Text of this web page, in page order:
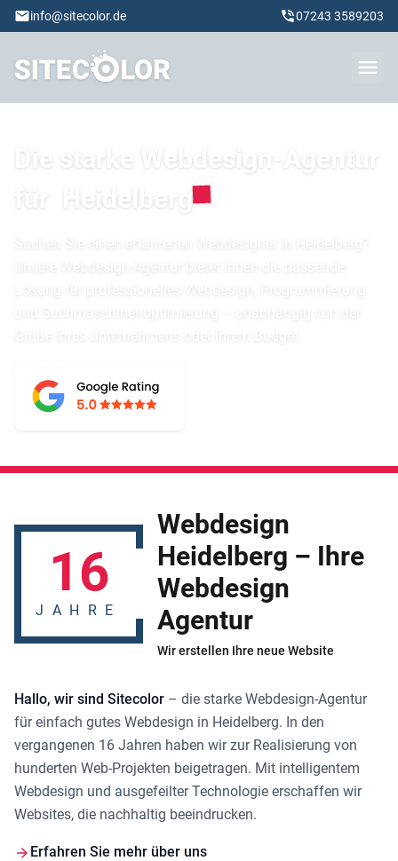
info@sitecolor.de 07243 3589203
Die starke Webdesign-Agentur
für
Heidelberg
16
JAHRE
Webdesign
Heidelberg – Ihre
Webdesign
Agentur
Wir erstellen Ihre neue Website
Hallo, wir sind Sitecolor – die starke Webdesign-Agentur
für einfach gutes Webdesign in Heidelberg. In den
vergangenen 16 Jahren haben wir zur Realisierung von
hunderten Web-Projekten beigetragen. Mit intelligentem
Webdesign und ausgefeilter Technologie erschaffen wir
Websites, die nachhaltig beeindrucken.
Erfahren Sie mehr über uns